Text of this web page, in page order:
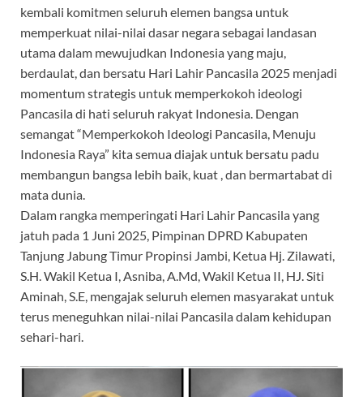
kembali komitmen seluruh elemen bangsa untuk
memperkuat nilai-nilai dasar negara sebagai landasan
utama dalam mewujudkan Indonesia yang maju,
berdaulat, dan bersatu Hari Lahir Pancasila 2025 menjadi
momentum strategis untuk memperkokoh ideologi
Pancasila di hati seluruh rakyat Indonesia. Dengan
semangat “Memperkokoh Ideologi Pancasila, Menuju
Indonesia Raya” kita semua diajak untuk bersatu padu
membangun bangsa lebih baik, kuat , dan bermartabat di
mata dunia.
Dalam rangka memperingati Hari Lahir Pancasila yang
jatuh pada 1 Juni 2025, Pimpinan DPRD Kabupaten
Tanjung Jabung Timur Propinsi Jambi, Ketua Hj. Zilawati,
S.H. Wakil Ketua I, Asniba, A.Md, Wakil Ketua II, HJ. Siti
Aminah, S.E, mengajak seluruh elemen masyarakat untuk
terus meneguhkan nilai-nilai Pancasila dalam kehidupan
sehari-hari.